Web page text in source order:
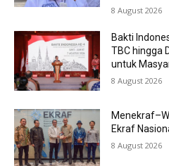
8 August 2026
Bakti
TBC hingga
untuk
8 August 2026
Ekraf
8 August 2026